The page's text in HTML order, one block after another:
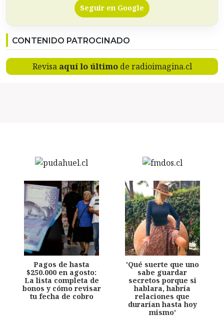
Seguir en Google
CONTENIDO PATROCINADO
Revisa aquí lo últimode radioimagina.cl
Pagos de hasta
$250.000 en agosto:
La lista completa de
bonos y cómo revisar
tu fecha de cobro
'Qué suerte que uno
sabe guardar
secretos porque si
hablara, habría
relaciones que
durarían hasta hoy
mismo'